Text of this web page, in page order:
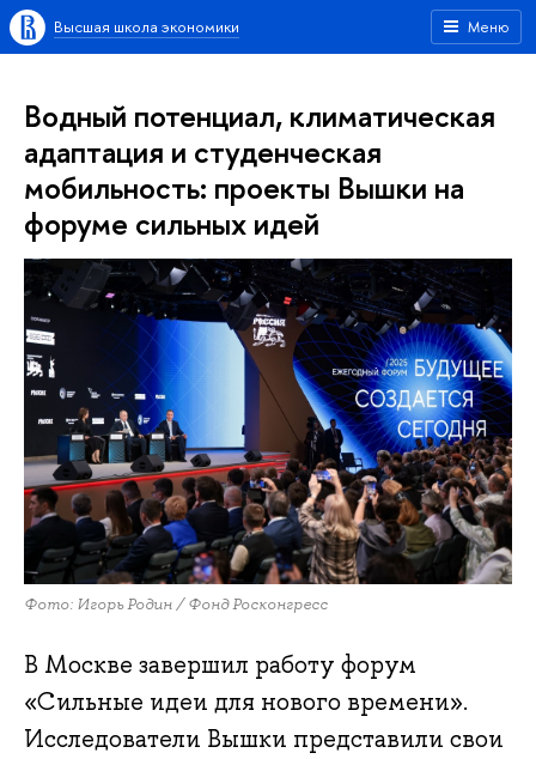
Меню
Высшая школа экономики
Водный потенциал, климатическая
адаптация и студенческая
мобильность: проекты Вышки на
форуме сильных идей
Фото: Игорь Родин / Фонд Росконгресс
В Москве завершил работу форум
«Сильные идеи для нового времени».
Исследователи Вышки представили свои